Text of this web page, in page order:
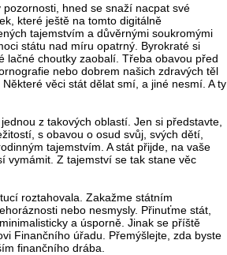
hned se snaží nacpat své
které ještě na tomto digitálně
tajemstvím a důvěrnými soukromými
státu nad míru opatrný. Byrokraté si
lačné choutky zaobalí. Třeba obavou před
nebo dobrem našich zdravých těl
věci stát dělat smí, a jiné nesmí. A ty
z takových oblastí. Jen si představte,
s obavou o osud svůj, svých dětí,
tajemstvím. A stát přijde, na vaše
vymámit. Z tajemství se tak stane věc
roztahovala. Zakažme státním
nebo nesmysly. Přinuťme stát,
a úsporně. Jinak se příště
Finančního úřadu. Přemýšlejte, zda byste
finančního drába.